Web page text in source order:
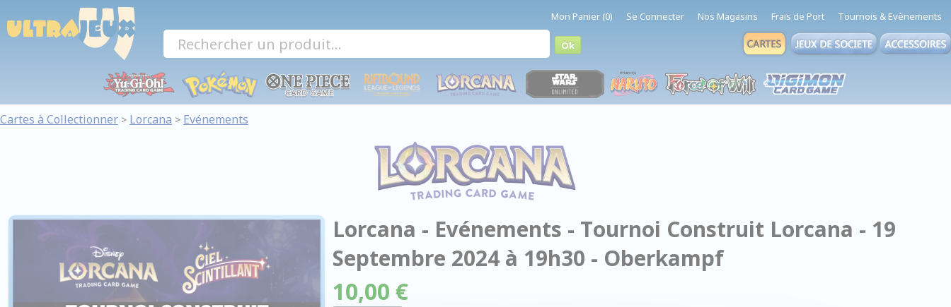
Mon Panier (0) Se Connecter Nos Magasins Frais de Port Tournois & Evènements
Cartes à Collectionner > Lorcana > Evénements
Lorcana - Evénements - Tournoi Construit Lorcana - 19
Septembre 2024 à 19h30 - Oberkampf
10,00 €
Panneau de gestion des cookies